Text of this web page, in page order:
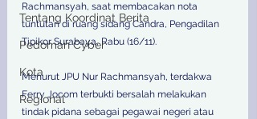
Tentang Koordinat Berita
Pedoman Cyber
Kota
Regional
Rachmansyah, saat membacakan nota
tuntutan di ruang sidang Candra, Pengadilan
Tipikor Surabaya, Rabu (16/11).
Menurut JPU Nur Rachmansyah, terdakwa
Ferry Jocom terbukti bersalah melakukan
tindak pidana sebagai pegawai negeri atau